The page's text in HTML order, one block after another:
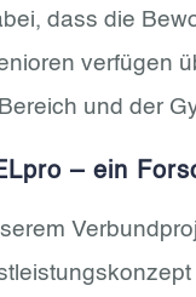
dass die
verfügen
und der
– ein